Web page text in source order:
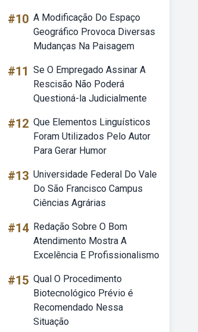
#10 A Modificação Do Espaço
Geográfico Provoca Diversas
Mudanças Na Paisagem
#11 Se O Empregado Assinar A
Rescisão Não Poderá
Questioná-la Judicialmente
#12 Que Elementos Linguísticos
Foram Utilizados Pelo Autor
Para Gerar Humor
#13 Universidade Federal Do Vale
Do São Francisco Campus
Ciências Agrárias
#14 Redação Sobre O Bom
Atendimento Mostra A
Excelência E Profissionalismo
#15 Qual O Procedimento
Biotecnológico Prévio é
Recomendado Nessa
Situação